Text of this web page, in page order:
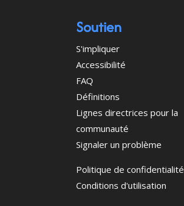
Soutien
S'impliquer
Accessibilité
FAQ
Définitions
Lignes directrices pour la
communauté
Signaler un problème
Politique de confidentialité
Conditions d'utilisation